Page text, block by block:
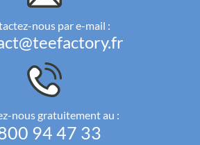
nous par e-mail :
nous gratuitement au :
94 47 33